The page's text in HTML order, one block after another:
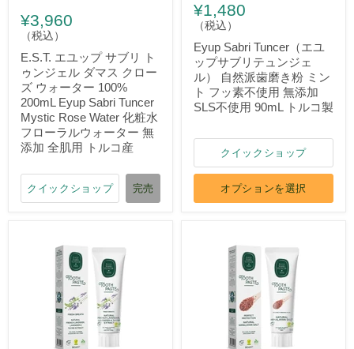
¥3,960
（税込）
E.S.T. エユップ サブリ ト
ゥンジェル ダマス クロー
ズ ウォーター 100%
200mL Eyup Sabri Tuncer
Mystic Rose Water 化粧水
フローラルウォーター 無
添加 全肌用 トルコ産
クイックショップ 完売
¥1,480
（税込）
Eyup Sabri Tuncer（エユ
ップサブリテュンジェ
ル） 自然派歯磨き粉 ミン
ト フッ素不使用 無添加
SLS不使用 90mL トルコ製
クイックショップ
オプションを選択